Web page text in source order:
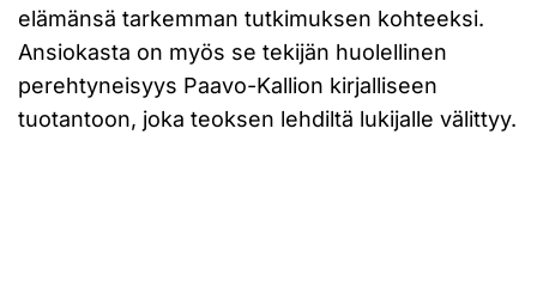
elämänsä tarkemman tutkimuksen kohteeksi.
Ansiokasta on myös se tekijän huolellinen
perehtyneisyys Paavo-Kallion kirjalliseen
tuotantoon, joka teoksen lehdiltä lukijalle välittyy.